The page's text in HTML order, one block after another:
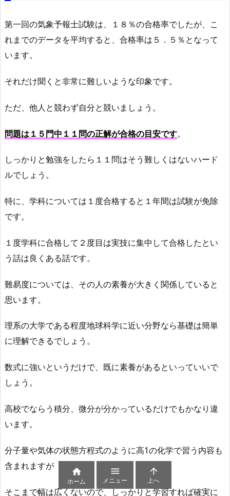
第一回の気象予報士試験は、１８％の合格率でしたが、こ
れまでのデータを平均すると、合格率は５．５％となって
います。
それだけ聞くと非常に難しいような印象です。
ただ、他人と競わず自分と競いましょう。
問題は１５門中１１問の正解が合格の目安です。
しっかりと勉強をしたら１１問はそう難しくはないハード
ルでしょう。
特に、学科については１度合格すると１年間は試験が免除
です。
１度学科に合格して２度目は実技に集中して合格したとい
う話は良くある話です。
難易度については、その人の素養が大きく関係していると
思います。
理系の大学である程度地球科学に近い分野なら基礎は簡単
に理解できるでしょう。
数式に強いというだけで、既に素養があるといっていいで
しょう。
高校でならう積分、微分が分かっているだけでもかなり違
います。
分子量や気体の状態方程式のように高1の化学で習う内容も
含まれますが
そこまで幅は広くないので、しっかりと学習すれば確実に

ホーム

メニュー

上へ